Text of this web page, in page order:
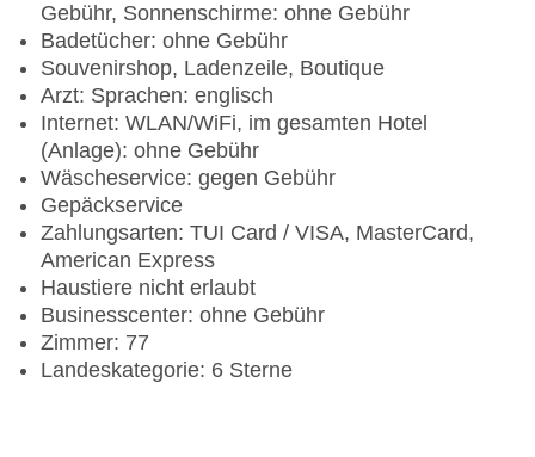
Gebühr, Sonnenschirme: ohne Gebühr
Badetücher: ohne Gebühr
Souvenirshop, Ladenzeile, Boutique
Arzt: Sprachen: englisch
Internet: WLAN/WiFi, im gesamten Hotel
(Anlage): ohne Gebühr
Wäscheservice: gegen Gebühr
Gepäckservice
Zahlungsarten: TUI Card / VISA, MasterCard,
American Express
Haustiere nicht erlaubt
Businesscenter: ohne Gebühr
Zimmer: 77
Landeskategorie: 6 Sterne